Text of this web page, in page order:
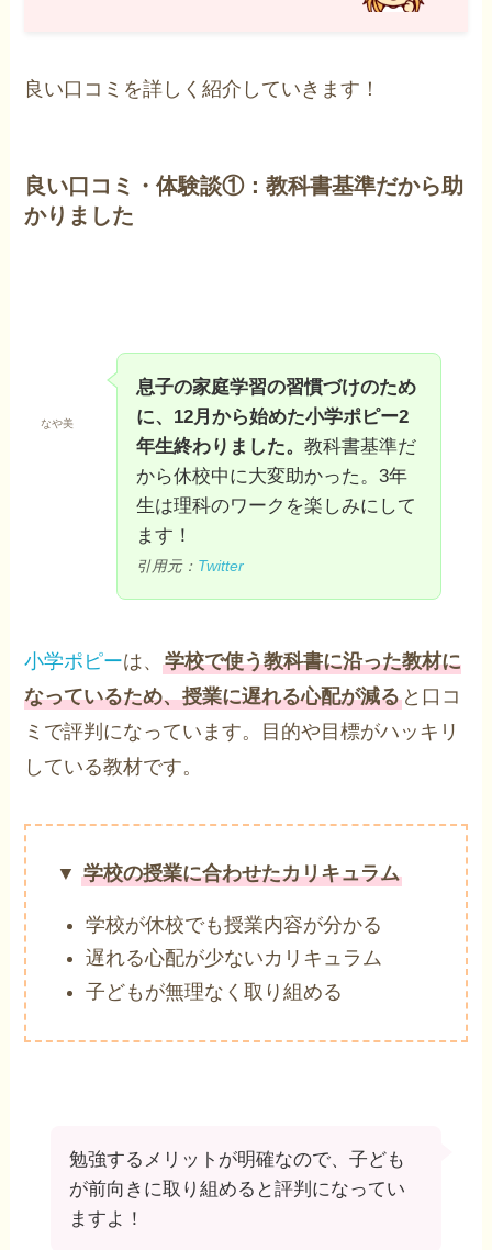
良い口コミを詳しく紹介していきます！
良い口コミ・体験談①：教科書基準だから助
かりました
なや美
息子の家庭学習の習慣づけのため
に、12月から始めた小学ポピー2
年生終わりました。教科書基準だ
から休校中に大変助かった。3年
生は理科のワークを楽しみにして
ます！
引用元： Twitter
小学ポピーは、学校で使う教科書に沿った教材に
なっているため、授業に遅れる心配が減る と口コ
ミで評判になっています。目的や目標がハッキリ
している教材です。
▼学校の授業に合わせたカリキュラム
学校が休校でも授業内容が分かる
遅れる心配が少ないカリキュラム
子どもが無理なく取り組める
勉強するメリットが明確なので、子ども
が前向きに取り組めると評判になってい
ますよ！